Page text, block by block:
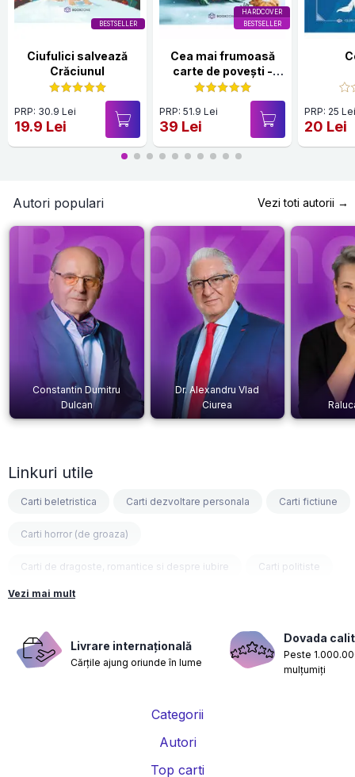
BESTSELLER
Ciufulici salvează
Crăciunul
PRP: 30.9 Lei
19.9 Lei
HARDCOVER
BESTSELLER
Cea mai frumoasă
carte de povești -
Editie cartonată
PRP: 51.9 Lei
39 Lei
PRP: 25
20 Lei
Autori populari Vezi toti autorii →
Constantin Dumitru
Dulcan
Dr. Alexandru Vlad
Ciurea
Linkuri utile
Carti beletristica Carti dezvoltare personala Carti fictiune
Carti horror (de groaza)
Carti de dragoste, romantice si despre iubire Carti politiste
Carti fantasy
Carti nutritie, sanatate si de slabit Carti diete
Carti despre sarcina si nastere Carti educatie financiara
Vezi mai mult
Livrare internațională
Cărțile ajung oriunde în lume
Dovada
Peste
mulțumiți
Categorii
Autori
Top carti